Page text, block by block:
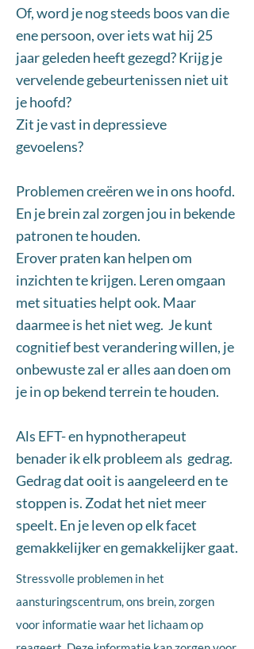
Of, word je nog steeds boos van die
ene persoon, over iets wat hij 25
jaar geleden heeft gezegd? Krijg je
vervelende gebeurtenissen niet uit
je hoofd?
Zit je vast in depressieve
gevoelens?
Problemen creëren we in ons hoofd.
En je brein zal zorgen jou in bekende
patronen te houden.
Erover praten kan helpen om
inzichten te krijgen. Leren omgaan
met situaties helpt ook. Maar
daarmee is het niet weg. Je kunt
cognitief best verandering willen, je
onbewuste zal er alles aan doen om
je in op bekend terrein te houden.
Als EFT- en hypnotherapeut
benader ik elk probleem als gedrag.
Gedrag dat ooit is aangeleerd en te
stoppen is. Zodat het niet meer
speelt. En je leven op elk facet
gemakkelijker en gemakkelijker gaat.
Stressvolle problemen in het
aansturingscentrum, ons brein, zorgen
voor informatie waar het lichaam op